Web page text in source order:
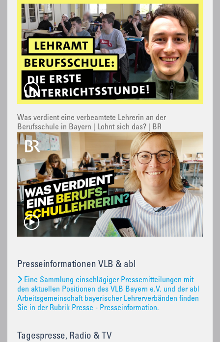
Was verdient eine verbeamtete Lehrerin an der
Berufsschule in Bayern | Lohnt sich das? | BR
Presseinformationen VLB & abl
Eine Sammlung einschlägiger Pressemitteilungen mit
den aktuellen Positionen des VLB Bayern e.V. und der abl
Arbeitsgemeinschaft bayerischer Lehrerverbänden finden
Sie in der Rubrik Presse - Presseinformation.
Tagespresse, Radio & TV